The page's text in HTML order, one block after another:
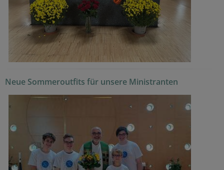
Neue Sommeroutfits für unsere Ministranten